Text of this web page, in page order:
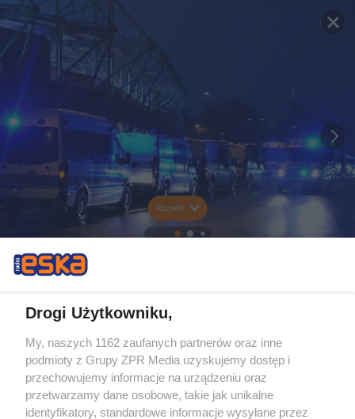
Rozwiń
Drogi Użytkowniku,
My, naszych 1162 zaufanych partnerów oraz inne
podmioty z Grupy ZPR Media uzyskujemy dostęp i
przechowujemy informacje na urządzeniu oraz
przetwarzamy dane osobowe, takie jak unikalne
identyfikatory, standardowe informacje wysyłane przez